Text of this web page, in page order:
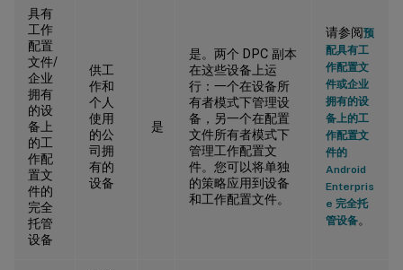
具有
工作
配置
文件/
企业
拥有
的设
备上
的工
作配
置文
件的
完全
托管
设备
供工
作和
个人
使用
的公
司拥
有的
设备
是
是。两个 DPC 副本
在这些设备上运
行：一个在设备所
有者模式下管理设
备，另一个在配置
文件所有者模式下
管理工作配置文
件。您可以将单独
的策略应用到设备
和工作配置文件。
请参阅预
配具有工
作配置文
件或企业
拥有的设
备上的工
作配置文
件的
Android
Enterpris
e 完全托
管设备。